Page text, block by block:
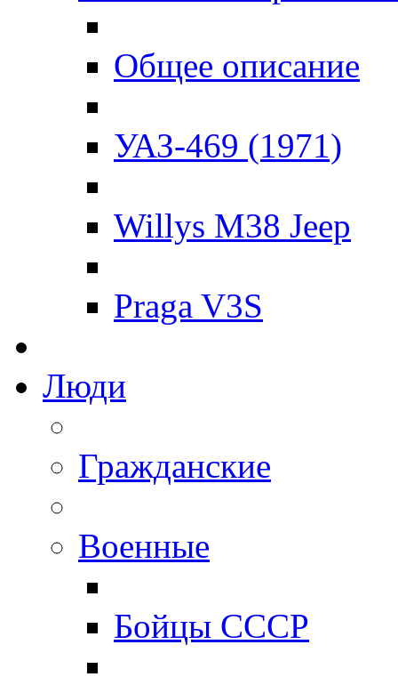
Общее описание
УАЗ-469 (1971)
Willys M38 Jeep
Praga V3S
Люди
Гражданские
Военные
Бойцы СССР